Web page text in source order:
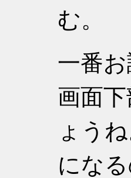
む。
一番
画面
ょう
にな